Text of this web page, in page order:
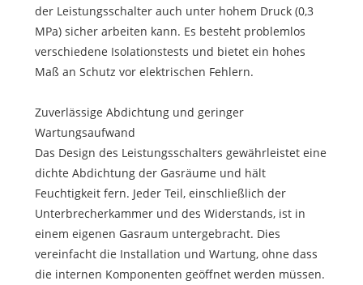
der Leistungsschalter auch unter hohem Druck (0,3
MPa) sicher arbeiten kann. Es besteht problemlos
verschiedene Isolationstests und bietet ein hohes
Maß an Schutz vor elektrischen Fehlern.
Zuverlässige Abdichtung und geringer
Wartungsaufwand
Das Design des Leistungsschalters gewährleistet eine
dichte Abdichtung der Gasräume und hält
Feuchtigkeit fern. Jeder Teil, einschließlich der
Unterbrecherkammer und des Widerstands, ist in
einem eigenen Gasraum untergebracht. Dies
vereinfacht die Installation und Wartung, ohne dass
die internen Komponenten geöffnet werden müssen.